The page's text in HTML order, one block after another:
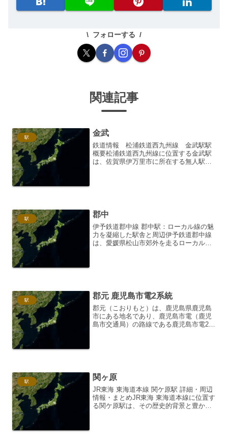
フォローする
関連記事
駅 金武
鉄道情報 松浦鉄道西九州線 金武駅駅
概要松浦鉄道西九州線に位置する金武駅
は、佐賀県伊万里市に所在する無人駅で
駅 郡中
伊予鉄道郡中線 郡中駅：ローカル線の魅
力を凝縮した駅舎と周辺伊予鉄道郡中線
は、愛媛県松山市郊外を走るローカル線
駅 郡元 鹿児島市電2系統
郡元（こおりもと）は、鹿児島県鹿児島
市にある地名であり、鹿児島市電（鹿児
島市交通局）の路線である鹿児島市電2系
駅 関ヶ原
JR東海 東海道本線 関ケ原駅 詳細・周辺
情報・まとめJR東海 東海道本線に位置す
る関ケ原駅は、その歴史的背景と豊かな